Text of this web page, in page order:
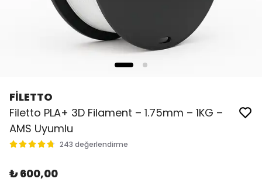
FİLETTO
Filetto PLA+ 3D Filament – 1.75mm – 1KG –
AMS Uyumlu
243 değerlendirme
₺ 600,00